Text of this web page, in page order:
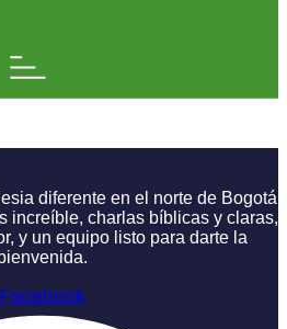
diferente en el norte de Bogotá
increíble, charlas bíblicas y claras,
y un equipo listo para darte la
bienvenida.
Facebook